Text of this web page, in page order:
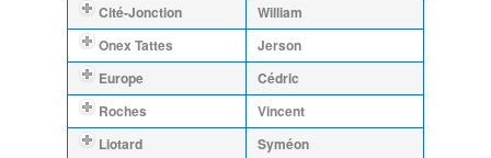
Cité-Jonction
William
Onex Tattes
Jerson
Europe
Cédric
Roches
Vincent
Liotard
Syméon